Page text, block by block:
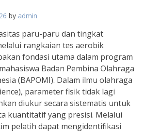
by admin
paru-paru dan tingkat
rangkaian tes aerobik
fondasi utama dalam program
Badan Pembina Olahraga
(BAPOMI). Dalam ilmu olahraga
parameter fisik tidak lagi
diukur secara sistematis untuk
kuantitatif yang presisi. Melalui
pelatih dapat mengidentifikasi